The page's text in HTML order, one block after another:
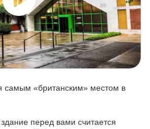
самым «британским» местом в
перед вами считается